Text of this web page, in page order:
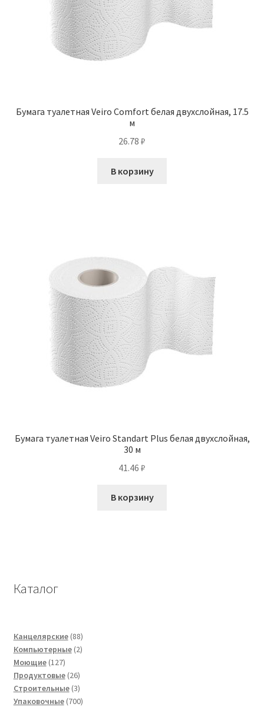
Бумага туалетная Veiro Comfort белая двухслойная, 17.5
м
26.78 ₽
В корзину
Бумага туалетная Veiro Standart Plus белая двухслойная,
30 м
41.46 ₽
В корзину
Каталог
Канцелярские 8888
товаров
Компьютерные 22
Моющие 127127
товаров
Продуктовые 2626
товаров
Строительные 33
товара
Упаковочные 700700